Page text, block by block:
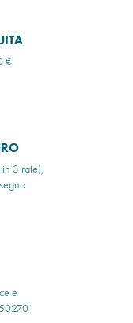
€
3 rate),
e